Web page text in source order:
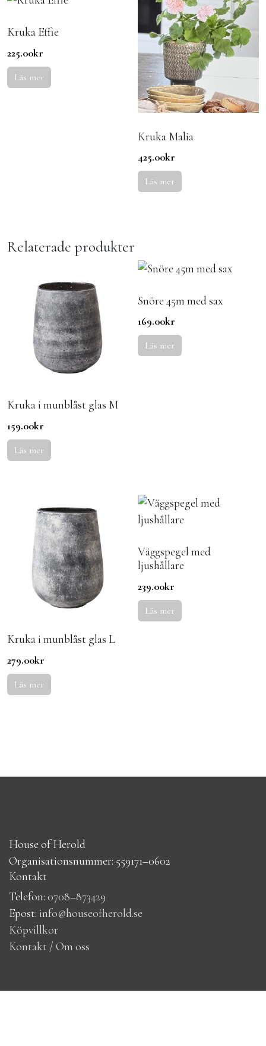
Kruka Effie
225.00kr
Läs mer
Kruka Malia
425.00kr
Läs mer
Relaterade produkter
Kruka i munblåst glas M
159.00kr
Läs mer
Snöre 45m med sax
169.00kr
Läs mer
Kruka i munblåst glas L
279.00kr
Läs mer
Väggspegel med
ljushållare
239.00kr
Läs mer
House of Herold
Organisationsnummer: 559171–0602
Kontakt
Telefon: 0708–873429
Epost: info@houseofherold.se
Köpvillkor
Kontakt / Om oss